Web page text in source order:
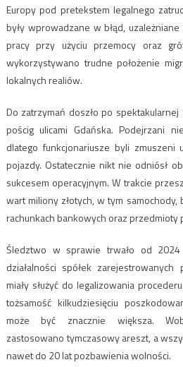
Europy pod pretekstem legalnego
były wprowadzane w błąd,
pracy przy użyciu przemocy oraz
wykorzystywano trudne położenie
lokalnych realiów.
Do zatrzymań doszło po spektakularnej
pościg ulicami Gdańska. Podejrzani
dlatego funkcjonariusze byli zmuszeni
pojazdy. Ostatecznie nikt nie odniósł
sukcesem operacyjnym. W trakcie
wart miliony złotych, w tym
rachunkach bankowych oraz przedmioty
Śledztwo w sprawie trwało od
działalności spółek
miały służyć do legalizowania
tożsamość kilkudziesięciu
może być znacznie większa.
zastosowano tymczasowy areszt, a
nawet do 20 lat pozbawienia wolności.